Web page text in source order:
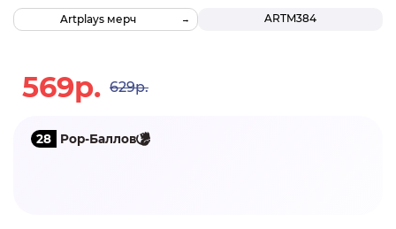
ARTM384
Artplays мерч
569р. 629р.
28 Pop-Баллов